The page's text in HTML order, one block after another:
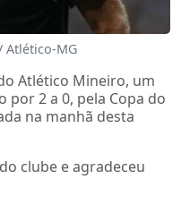
Atlético-MG
Atlético Mineiro, um
por 2 a 0, pela Copa do
na manhã desta
clube e agradeceu